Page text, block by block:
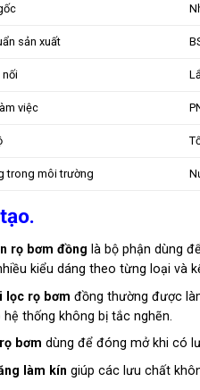
sản xuất
nối
việc
trong môi trường
rọ bơm đồng là bộ phận dùng
kiểu dáng theo từng loại và
lọc rọ bơm đồng thường được
hệ thống không bị tắc nghẽn.
bơm dùng để đóng mở khi có
làm kín giúp các lưu chất